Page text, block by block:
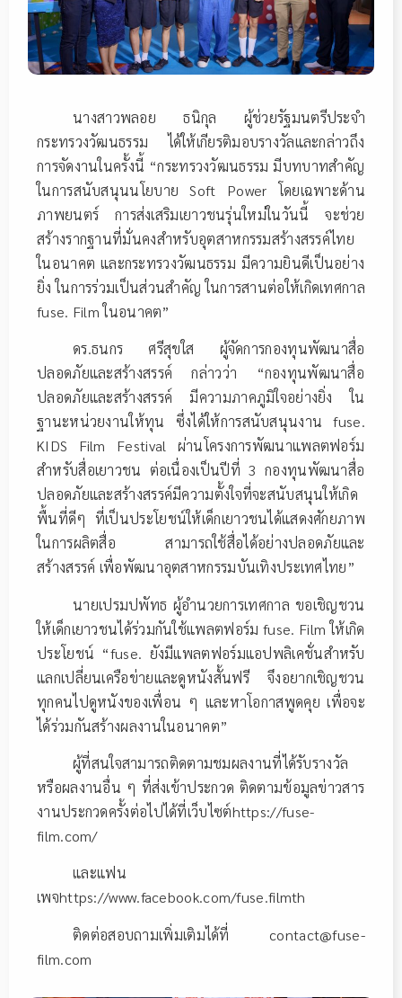
นางสาวพลอย ธนิกุล ผู้ช่วยรัฐมนตรีประจำ
กระทรวงวัฒนธรรม ได้ให้เกียรติมอบรางวัลและกล่าวถึง
การจัดงานในครั้งนี้ “กระทรวงวัฒนธรรม มีบทบาทสําคัญ
ในการสนับสนุนนโยบาย Soft Power โดยเฉพาะด้าน
ภาพยนตร์ การส่งเสริมเยาวชนรุ่นใหม่ในวันนี้ จะช่วย
สร้างรากฐานที่มั่นคงสําหรับอุตสาหกรรมสร้างสรรค์ไทย
ในอนาคต และกระทรวงวัฒนธรรม มีความยินดีเป็นอย่าง
ยิ่ง ในการร่วมเป็นส่วนสําคัญ ในการสานต่อให้เกิดเทศกาล
fuse. Film ในอนาคต”
ดร.ธนกร ศรีสุขใส ผู้จัดการกองทุนพัฒนาสื่อ
ปลอดภัยและสร้างสรรค์ กล่าวว่า “กองทุนพัฒนาสื่อ
ปลอดภัยและสร้างสรรค์ มีความภาคภูมิใจอย่างยิ่ง ใน
ฐานะหน่วยงานให้ทุน ซึ่งได้ให้การสนับสนุนงาน fuse.
KIDS Film Festival ผ่านโครงการพัฒนาแพลตฟอร์ม
สำหรับสื่อเยาวชน ต่อเนื่องเป็นปีที่ 3 กองทุนพัฒนาสื่อ
ปลอดภัยและสร้างสรรค์มีความตั้งใจที่จะสนับสนุนให้เกิด
พื้นที่ดีๆ ที่เป็นประโยชน์ให้เด็กเยาวชนได้แสดงศักยภาพ
ในการผลิตสื่อ สามารถใช้สื่อได้อย่างปลอดภัยและ
สร้างสรรค์ เพื่อพัฒนาอุตสาหกรรมบันเทิงประเทศไทย”
นายเปรมปพัทธ ผู้อำนวยการเทศกาล ขอเชิญชวน
ให้เด็กเยาวชนได้ร่วมกันใช้แพลตฟอร์ม fuse. Film ให้เกิด
ประโยชน์ “fuse. ยังมีแพลตฟอร์มแอปพลิเคชั่นสำหรับ
แลกเปลี่ยนเครือข่ายและดูหนังสั้นฟรี จึงอยากเชิญชวน
ทุกคนไปดูหนังของเพื่อน ๆ และหาโอกาสพูดคุย เพื่อจะ
ได้ร่วมกันสร้างผลงานในอนาคต”
ผู้ที่สนใจสามารถติดตามชมผลงานที่ได้รับรางวัล
หรือผลงานอื่น ๆ ที่ส่งเข้าประกวด ติดตามข้อมูลข่าวสาร
งานประกวดครั้งต่อไปได้ที่เว็บไซต์https://fuse-
film.com/
และแฟน
เพจhttps://www.facebook.com/fuse.filmth
ติดต่อสอบถามเพิ่มเติมได้ที่ contact@fuse-
film.com